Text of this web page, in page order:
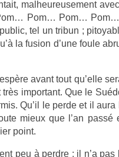
mal­heureuse­ment
Pom… Pom…
tel un tri­bun ;
la fus­ion d’une foule
avant tout qu’elle
très im­por­tant. Que le
Qu’il le perde et il
mieux que l’an passé
point.
peu à per­dre : il n’a pas